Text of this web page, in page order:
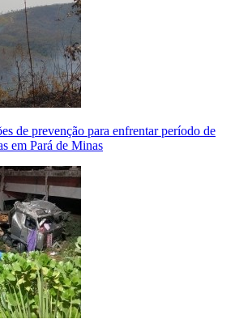
de prevenção para enfrentar período de
em Pará de Minas